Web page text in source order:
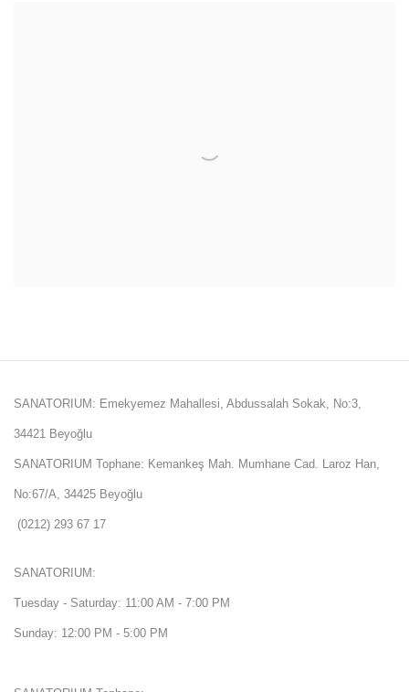
SANATORIUM: Emekyemez Mahallesi, Abdussalah Sokak, No:3,
34421 Beyoğlu
SANATORIUM Tophane: Kemankeş Mah. Mumhane Cad. Laroz Han,
No:67/A, 34425 Beyoğlu
(0212) 293 67 17
SANATORIUM:
Tuesday - Saturday: 11:00 AM - 7:00 PM
Sunday: 12:00 PM - 5:00 PM